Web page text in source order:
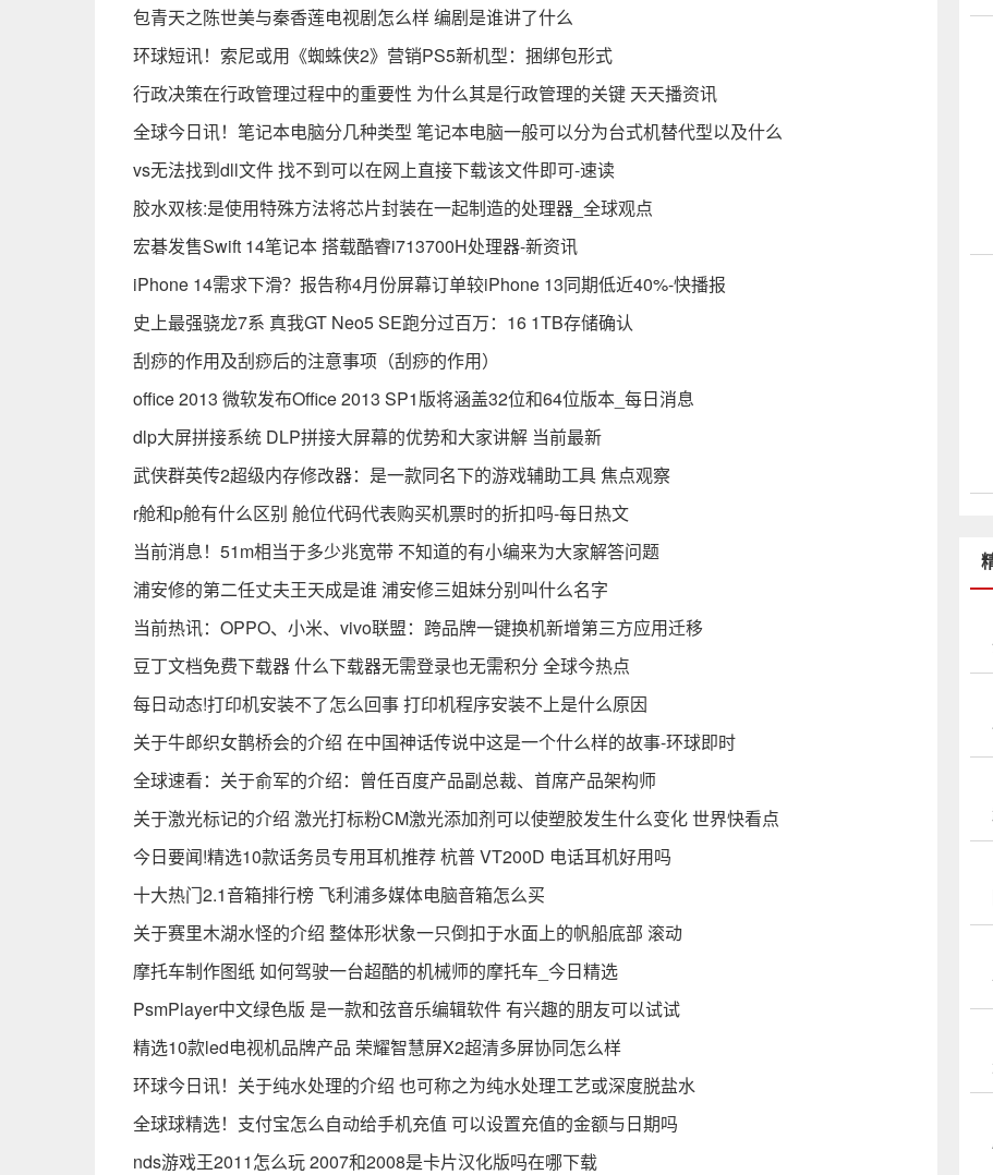
包青天之陈世美与秦香莲电视剧怎么样 编剧是谁讲了什么
环球短讯！索尼或用《蜘蛛侠2》营销PS5新机型：捆绑包形式
行政决策在行政管理过程中的重要性 为什么其是行政管理的关键 天天播资讯
全球今日讯！笔记本电脑分几种类型 笔记本电脑一般可以分为台式机替代型以及什么
vs无法找到dll文件 找不到可以在网上直接下载该文件即可-速读
胶水双核:是使用特殊方法将芯片封装在一起制造的处理器_全球观点
宏碁发售Swift 14笔记本 搭载酷睿i713700H处理器-新资讯
iPhone 14需求下滑？报告称4月份屏幕订单较iPhone 13同期低近40%-快播报
史上最强骁龙7系 真我GT Neo5 SE跑分过百万：16 1TB存储确认
刮痧的作用及刮痧后的注意事项（刮痧的作用）
office 2013 微软发布Office 2013 SP1版将涵盖32位和64位版本_每日消息
dlp大屏拼接系统 DLP拼接大屏幕的优势和大家讲解 当前最新
武侠群英传2超级内存修改器：是一款同名下的游戏辅助工具 焦点观察
r舱和p舱有什么区别 舱位代码代表购买机票时的折扣吗-每日热文
当前消息！51m相当于多少兆宽带 不知道的有小编来为大家解答问题
浦安修的第二任丈夫王天成是谁 浦安修三姐妹分别叫什么名字
当前热讯：OPPO、小米、vivo联盟：跨品牌一键换机新增第三方应用迁移
豆丁文档免费下载器 什么下载器无需登录也无需积分 全球今热点
每日动态!打印机安装不了怎么回事 打印机程序安装不上是什么原因
关于牛郎织女鹊桥会的介绍 在中国神话传说中这是一个什么样的故事-环球即时
全球速看：关于俞军的介绍：曾任百度产品副总裁、首席产品架构师
关于激光标记的介绍 激光打标粉CM激光添加剂可以使塑胶发生什么变化 世界快看点
今日要闻!精选10款话务员专用耳机推荐 杭普 VT200D 电话耳机好用吗
十大热门2.1音箱排行榜 飞利浦多媒体电脑音箱怎么买
关于赛里木湖水怪的介绍 整体形状象一只倒扣于水面上的帆船底部 滚动
摩托车制作图纸 如何驾驶一台超酷的机械师的摩托车_今日精选
PsmPlayer中文绿色版 是一款和弦音乐编辑软件 有兴趣的朋友可以试试
精选10款led电视机品牌产品 荣耀智慧屏X2超清多屏协同怎么样
环球今日讯！关于纯水处理的介绍 也可称之为纯水处理工艺或深度脱盐水
全球球精选！支付宝怎么自动给手机充值 可以设置充值的金额与日期吗
nds游戏王2011怎么玩 2007和2008是卡片汉化版吗在哪下载